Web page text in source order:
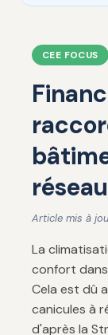
CEE FOCUS
Article mis à
La
confort
Cela est dû
canicules à
d'après la